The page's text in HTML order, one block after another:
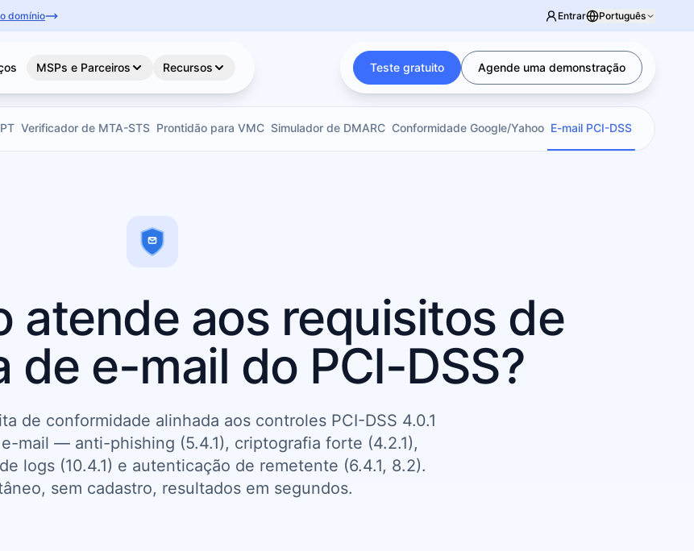
domínio Entrar Português
MSPs e Parceiros Recursos Teste gratuito Agende uma demonstração
Verificador de MTA-STS Prontidão para VMC Simulador de DMARC Conformidade Google/Yahoo E-mail PCI-DSS
atende aos requisitos de
de e-mail do PCI-DSS?
de conformidade alinhada aos controles PCI-DSS 4.0.1
mail — anti-phishing (5.4.1), criptografia forte (4.2.1),
logs (10.4.1) e autenticação de remetente (6.4.1, 8.2).
sem cadastro, resultados em segundos.